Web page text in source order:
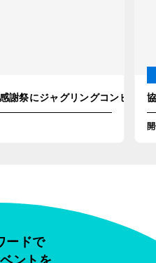
謝祭にジャグリングコンビ・
ードで
ントを